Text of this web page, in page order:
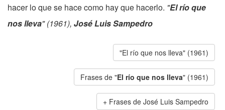
hacer lo que se hace como hay que hacerlo. "El río que
nos lleva" (1961), José Luis Sampedro
"El río que nos lleva" (1961)
Frases de "El río que nos lleva" (1961)
Frases de José Luis Sampedro